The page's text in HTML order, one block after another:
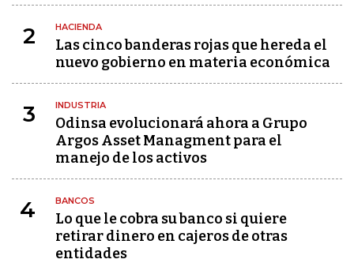
2 HACIENDA
Las cinco banderas rojas que hereda el
nuevo gobierno en materia económica
3 INDUSTRIA
Odinsa evolucionará ahora a Grupo
Argos Asset Managment para el
manejo de los activos
4 BANCOS
Lo que le cobra su banco si quiere
retirar dinero en cajeros de otras
entidades